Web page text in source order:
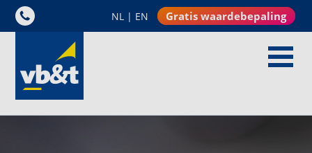
NL | EN Gratis waardebepaling